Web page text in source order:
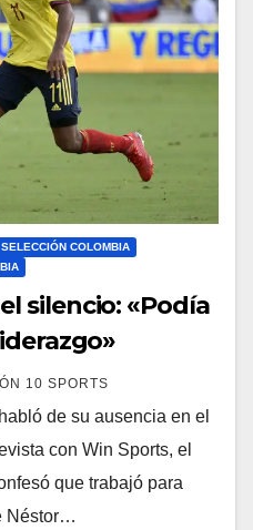
COLOMBIA
silencio: «Podía
10 SPORTS
de su ausencia en el
con Win Sports, el
que trabajó para
Néstor…